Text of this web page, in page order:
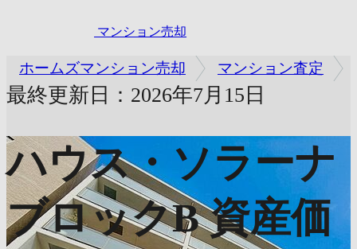
マンション売却
ホームズマンション売却 マンション査定
最終更新日：2026年7月15日
ハウス・ソラーナ
ブロックB 資産価